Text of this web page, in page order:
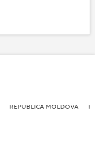
REPUBLICA MOLDOVA